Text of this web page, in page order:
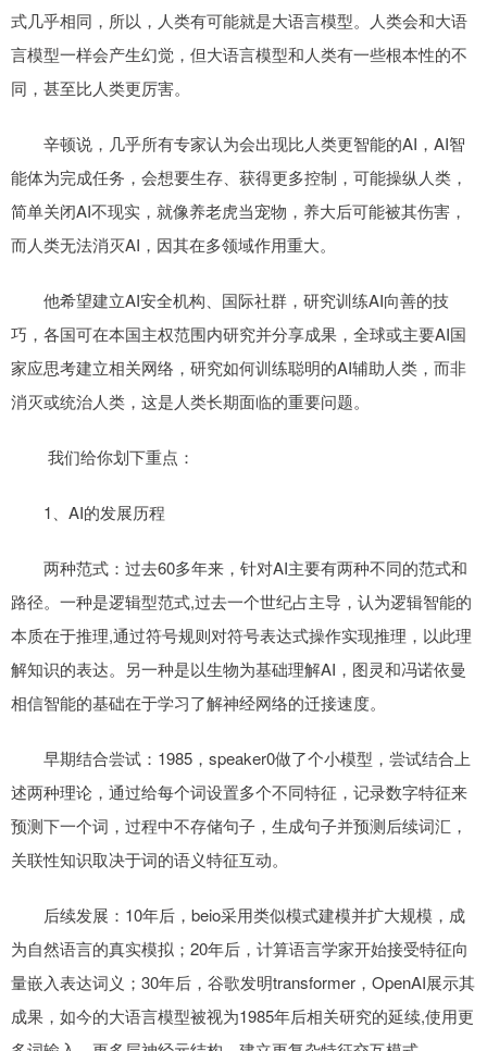
式几乎相同，所以，人类有可能就是大语言模型。人类会和大语
言模型一样会产生幻觉，但大语言模型和人类有一些根本性的不
同，甚至比人类更厉害。
辛顿说，几乎所有专家认为会出现比人类更智能的AI，AI智
能体为完成任务，会想要生存、获得更多控制，可能操纵人类，
简单关闭AI不现实，就像养老虎当宠物，养大后可能被其伤害，
而人类无法消灭AI，因其在多领域作用重大。
他希望建立AI安全机构、国际社群，研究训练AI向善的技
巧，各国可在本国主权范围内研究并分享成果，全球或主要AI国
家应思考建立相关网络，研究如何训练聪明的AI辅助人类，而非
消灭或统治人类，这是人类长期面临的重要问题。
我们给你划下重点：
1、AI的发展历程
两种范式：过去60多年来，针对AI主要有两种不同的范式和
路径。一种是逻辑型范式,过去一个世纪占主导，认为逻辑智能的
本质在于推理,通过符号规则对符号表达式操作实现推理，以此理
解知识的表达。另一种是以生物为基础理解AI，图灵和冯诺依曼
相信智能的基础在于学习了解神经网络的迁接速度。
早期结合尝试：1985，speaker0做了个小模型，尝试结合上
述两种理论，通过给每个词设置多个不同特征，记录数字特征来
预测下一个词，过程中不存储句子，生成句子并预测后续词汇，
关联性知识取决于词的语义特征互动。
后续发展：10年后，beio采用类似模式建模并扩大规模，成
为自然语言的真实模拟；20年后，计算语言学家开始接受特征向
量嵌入表达词义；30年后，谷歌发明transformer，OpenAI展示其
成果，如今的大语言模型被视为1985年后相关研究的延续,使用更